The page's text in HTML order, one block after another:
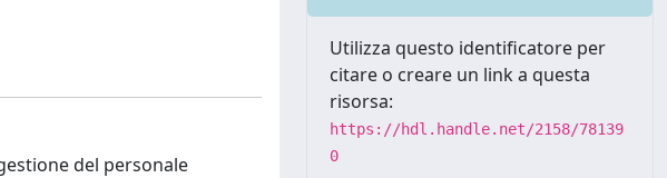
del personale
Utilizza questo identificatore per
citare o creare un link a questa
risorsa:
https://hdl.handle.net/2158/78139
0